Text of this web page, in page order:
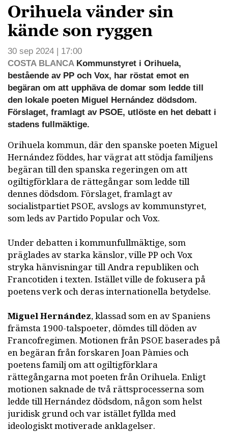
Orihuela vänder sin
kände son ryggen
30 sep 2024 | 17:00
COSTA BLANCAKommunstyret i Orihuela,
bestående av PP och Vox, har röstat emot en
begäran om att upphäva de domar som ledde till
den lokale poeten Miguel Hernández dödsdom.
Förslaget, framlagt av PSOE, utlöste en het debatt i
stadens fullmäktige.
Orihuela kommun, där den spanske poeten Miguel
Hernández föddes, har vägrat att stödja familjens
begäran till den spanska regeringen om att
ogiltigförklara de rättegångar som ledde till
dennes dödsdom. Förslaget, framlagt av
socialistpartiet PSOE, avslogs av kommunstyret,
som leds av Partido Popular och Vox.
Under debatten i kommunfullmäktige, som
präglades av starka känslor, ville PP och Vox
stryka hänvisningar till Andra republiken och
Francotiden i texten. Istället ville de fokusera på
poetens verk och deras internationella betydelse.
Miguel Hernández, klassad som en av Spaniens
främsta 1900-talspoeter, dömdes till döden av
Francofregimen. Motionen från PSOE baserades på
en begäran från forskaren Joan Pàmies och
poetens familj om att ogiltigförklara
rättegångarna mot poeten från Orihuela. Enligt
motionen saknade de två rättsprocesserna som
ledde till Hernández dödsdom, någon som helst
juridisk grund och var istället fyllda med
ideologiskt motiverade anklagelser.